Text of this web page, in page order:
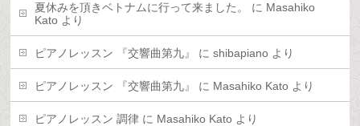
夏休みを頂きベトナムに行って来ました。 に Masahiko
Kato より
ピアノレッスン 『交響曲第九』 にshibapiano より
ピアノレッスン 『交響曲第九』 に Masahiko Kato より
ピアノレッスン 調律 に Masahiko Kato より